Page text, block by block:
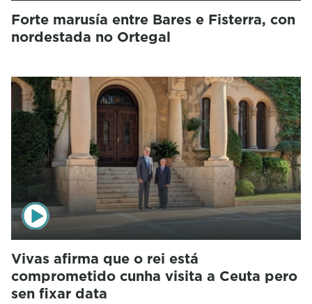
Forte marusía entre Bares e Fisterra, con
nordestada no Ortegal
Vivas afirma que o rei está
comprometido cunha visita a Ceuta pero
sen fixar data